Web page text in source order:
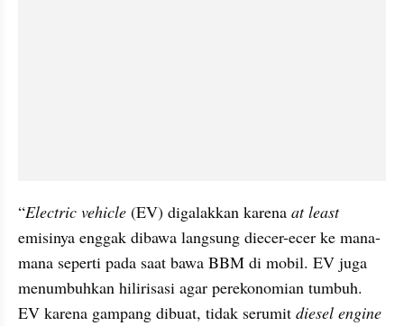
“Electric vehicle (EV) digalakkan karena at least
emisinya enggak dibawa langsung diecer-ecer ke mana-
mana seperti pada saat bawa BBM di mobil. EV juga
menumbuhkan hilirisasi agar perekonomian tumbuh.
EV karena gampang dibuat, tidak serumit diesel engine